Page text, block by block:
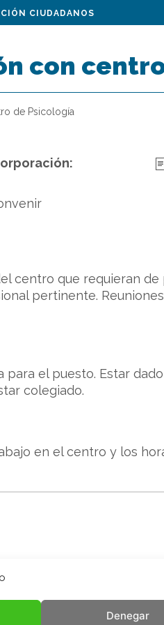
Denegar
CIUDADANOS
con
de Psicología
centro que requieran
pertinente.
el puesto. Estar
colegiado.
en el centro y los